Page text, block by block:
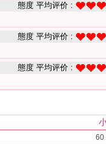
態度 平均评价 :
態度 平均评价 :
態度 平均评价 :
60